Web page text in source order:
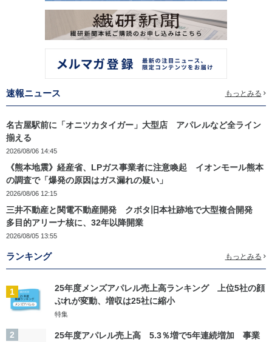
速報ニュース もっとみる
名古屋駅前に「オニツカタイガー」大型店 アパレルなど全ライン
揃える
2026/08/06 14:45
《熊本地震》経産省、LPガス事業者に注意喚起 イオンモール熊本
の調査で「爆発の原因はガス漏れの疑い」
2026/08/06 12:15
三井不動産と関電不動産開発 クボタ旧本社跡地で大型複合開発
多目的アリーナ核に、32年以降開業
2026/08/05 13:55
ランキング もっとみる
1
25年度メンズアパレル売上高ランキング 上位5社の顔
ぶれが変動、増収は25社に縮小
特集
2
25年度アパレル売上高 5.3％増で5年連続増加 事業